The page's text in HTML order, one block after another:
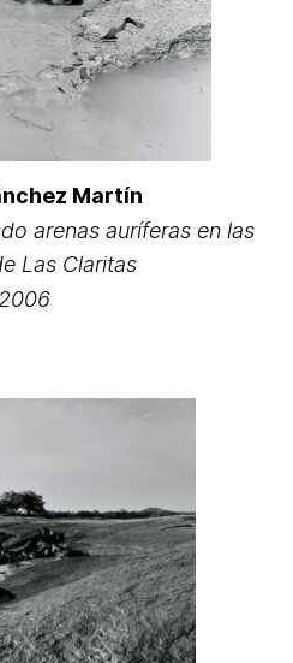
Martín
arenas auríferas en las
Las Claritas